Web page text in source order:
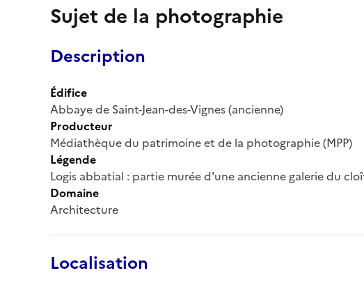
Sujet de la photographie
Description
Édifice
Abbaye de Saint-Jean-des-Vignes (ancienne)
Producteur
Médiathèque du patrimoine et de la photographie (MPP)
Légende
Logis abbatial : partie murée d'une ancienne galerie du
Domaine
Architecture
Localisation